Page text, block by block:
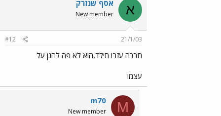
א אסף שנזרק
New member
21/1/03
#12
חברה עזבו תילד,הוא לא פה להגן על
עצמו
M
m70
New member